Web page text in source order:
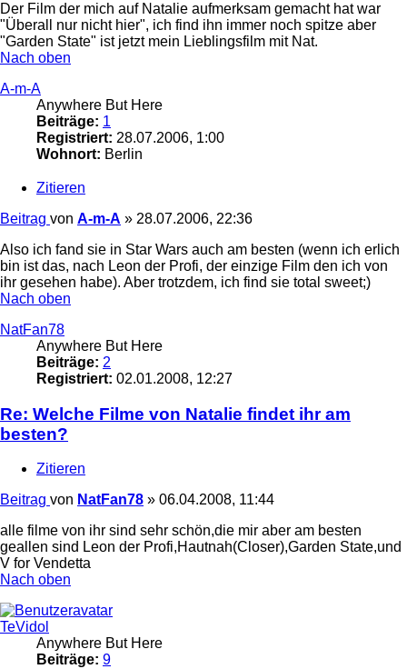
Der Film der mich auf Natalie aufmerksam gemacht hat war
"Überall nur nicht hier", ich find ihn immer noch spitze aber
"Garden State" ist jetzt mein Lieblingsfilm mit Nat.
Nach oben
A-m-A
Anywhere But Here
Beiträge: 1
Registriert: 28.07.2006, 1:00
Wohnort: Berlin
Zitieren
Beitrag von A-m-A » 28.07.2006, 22:36
Also ich fand sie in Star Wars auch am besten (wenn ich erlich
bin ist das, nach Leon der Profi, der einzige Film den ich von
ihr gesehen habe). Aber trotzdem, ich find sie total sweet;)
Nach oben
NatFan78
Anywhere But Here
Beiträge: 2
Registriert: 02.01.2008, 12:27
Re: Welche Filme von Natalie findet ihr am
besten?
Zitieren
Beitrag von NatFan78 » 06.04.2008, 11:44
alle filme von ihr sind sehr schön,die mir aber am besten
geallen sind Leon der Profi,Hautnah(Closer),Garden State,und
V for Vendetta
Nach oben
TeVidol
Anywhere But Here
Beiträge: 9